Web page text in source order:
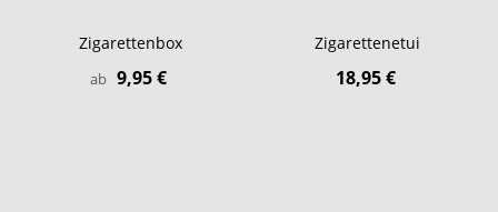
Zigarettenbox
ab 9,95 €
Zigarettenetui
18,95 €